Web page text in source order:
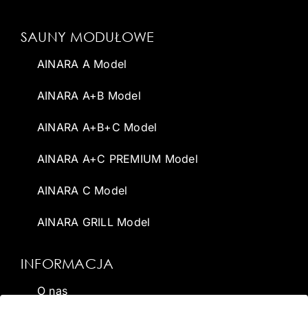
SAUNY MODUŁOWE
AINARA A Model
AINARA A+B Model
AINARA A+B+C Model
AINARA A+C PREMIUM Model
AINARA C Model
AINARA GRILL Model
INFORMACJA
O nas